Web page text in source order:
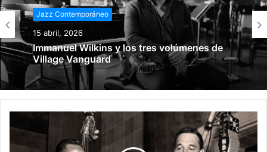
Jazz Contemporáneo
15 abril, 2026
Immanuel Wilkins y los tres volúmenes de
Village Vanguard